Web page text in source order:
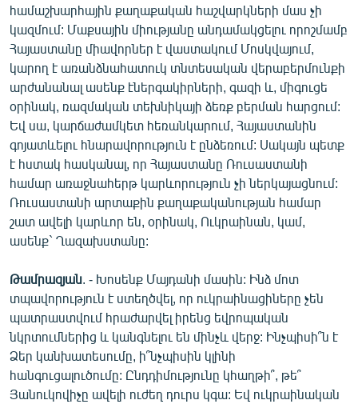
համաշխարհային քաղաքական հաշվարկների մաս չի
կազմում: Մաքսային միությանը անդամակցելու որոշմամբ
Հայաստանը միավորներ է վաստակում Մոսկվայում,
կարող է առանձնահատուկ տնտեսական վերաբերմունքի
արժանանալ ասենք էներգակիրների, գազի և, միգուցե
օրինակ, ռազմական տեխնիկայի ձեռք բերման հարցում:
Եվ սա, կարճաժամկետ հեռանկարում, Հայաստանին
գոյատևելու հնարավորություն է ընձեռում: Սակայն պետք
է հստակ հասկանալ, որ Հայաստանը Ռուսաստանի
համար առաջնահերթ կարևորություն չի ներկայացնում:
Ռուսաստանի արտաքին քաղաքականության համար
շատ ավելի կարևոր են, օրինակ, Ուկրաինան, կամ,
ասենք` Ղազախստանը:
Թամրազյան . - Խոսենք Մայդանի մասին: Ինձ մոտ
տպավորություն է ստեղծվել, որ ուկրաինացիները չեն
պատրաստվում հրաժարվել իրենց եվրոպական
նկրտումներից և կանգնելու են մինչև վերջ: Ինչպիսի՞ն է
Ձեր կանխատեսումը, ի՞նչպիսին կլինի
հանգուցալուծումը: Ընդդիմությունը կհաղթի՞, թե՞
Յանուկովիչը ավելի ուժեղ դուրս կգա: Եվ ուկրաինական